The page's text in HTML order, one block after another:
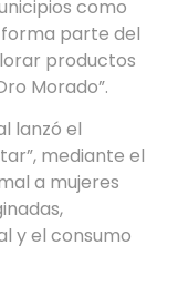
como
parte del
productos
Morado”.
lanzó el
mediante el
a mujeres
y el consumo